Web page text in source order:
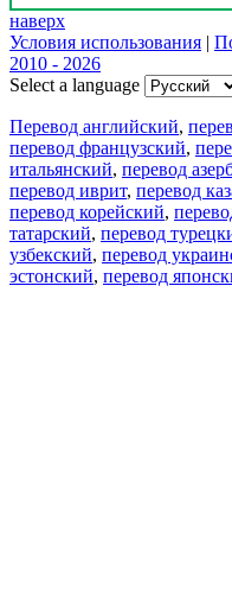
наверх
Условия использования |
2010 - 2026
Select a language
Перевод английский,
перевод французский,
итальянский, перевод
перевод иврит, перевод
перевод корейский,
татарский, перевод
узбекский, перевод
эстонский, перевод